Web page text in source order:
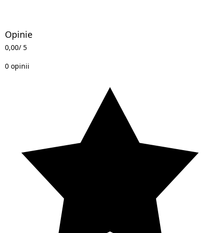
Opinie
0,00/ 5
0 opinii